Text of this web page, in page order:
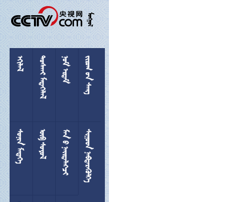

 
 
 
 
 
  
 